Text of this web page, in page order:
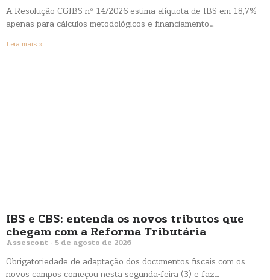
A Resolução CGIBS nº 14/2026 estima alíquota de IBS em 18,7%
apenas para cálculos metodológicos e financiamento…
Leia mais »
IBS e CBS: entenda os novos tributos que
chegam com a Reforma Tributária
Assescont 5 de agosto de 2026
Obrigatoriedade de adaptação dos documentos fiscais com os
novos campos começou nesta segunda-feira (3) e faz…